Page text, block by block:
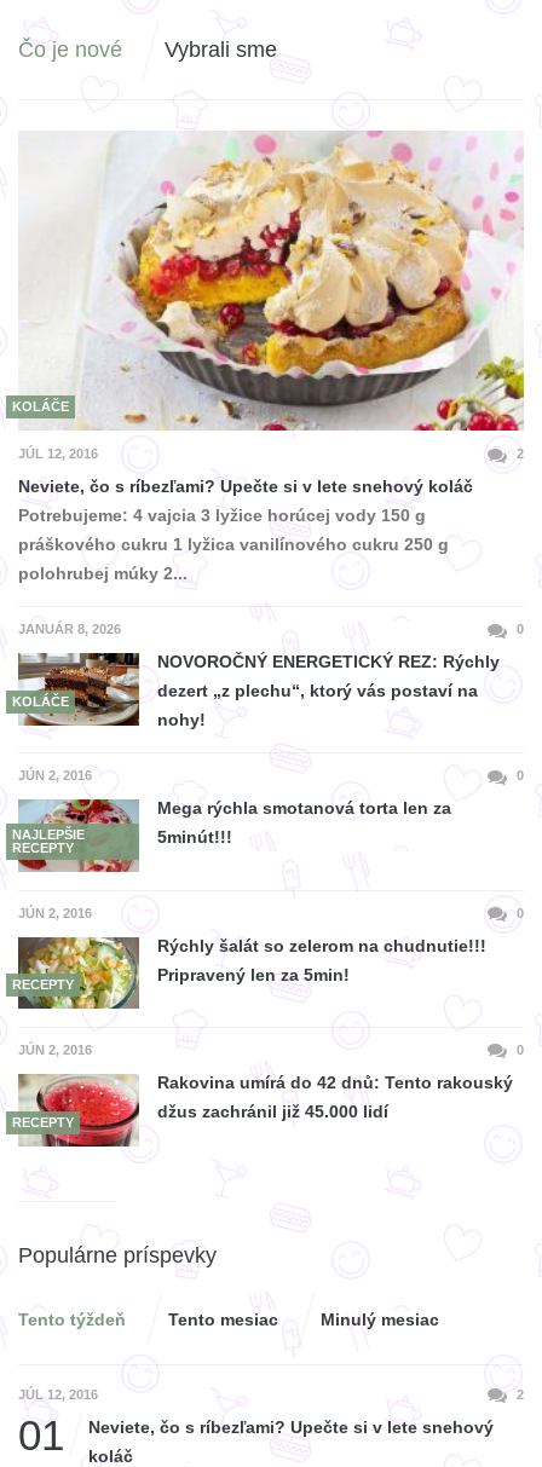
Čo je nové Vybrali sme
KOLÁČE
JÚL 12, 2016 2
Neviete, čo s ríbezľami? Upečte si v lete snehový koláč
Potrebujeme: 4 vajcia 3 lyžice horúcej vody 150 g
práškového cukru 1 lyžica vanilínového cukru 250 g
polohrubej múky 2...
JANUÁR 8, 2026 0
KOLÁČE
NOVOROČNÝ ENERGETICKÝ REZ: Rýchly
dezert „z plechu“, ktorý vás postaví na
nohy!
JÚN 2, 2016 0
NAJLEPŠIE
RECEPTY
Mega rýchla smotanová torta len za
5minút!!!
JÚN 2, 2016 0
RECEPTY
Rýchly šalát so zelerom na chudnutie!!!
Pripravený len za 5min!
JÚN 2, 2016 0
RECEPTY
Rakovina umírá do 42 dnů: Tento rakouský
džus zachránil již 45.000 lidí
Populárne príspevky
Tento týždeň Tento mesiac Minulý mesiac
JÚL 12, 2016 2
01
Neviete, čo s ríbezľami? Upečte si v lete snehový
koláč